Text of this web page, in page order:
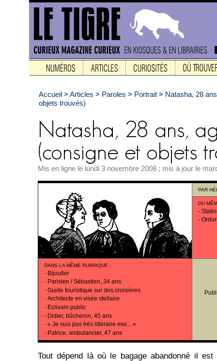
Accueil > Articles > Paroles > Portrait > Natasha, 28
objets trouvés)
Mis en ligne le lundi 3 novembre 2008 ; mis à jour le
PAR
DU
-
-
DANS LA MÊME RUBRIQUE :
- Bijoutier
- Parisien / Sébastien, 34 ans.
- Guide touristique sur des croisières
- Architecte en visée stellaire
- Ecrivain public
- Didier, bûcheron, 45 ans
- « Je suis pas très littéraire moi... »
- Patrice, ambulancier, 47 ans
Tout dépend là où le bagage abandonné il